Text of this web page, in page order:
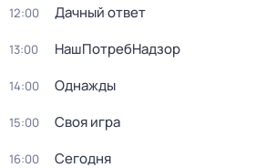
12:00 Дачный ответ
13:00 НашПотребНадзор
14:00 Однажды
15:00 Своя игра
16:00 Сегодня